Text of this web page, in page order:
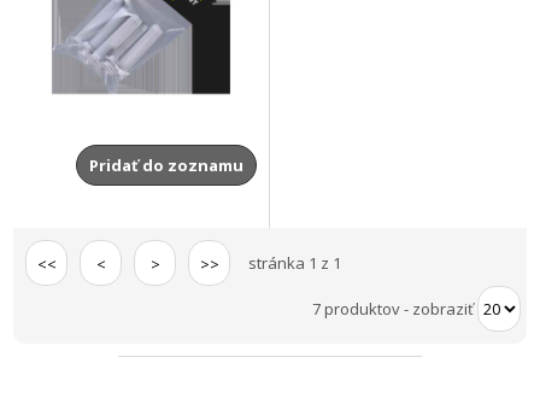
Pridať do zoznamu
<< < > >> stránka 1 z 1
7 produktov- zobraziť